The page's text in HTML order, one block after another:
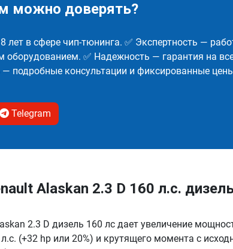
можно доверять?
лет в сфере чип-тюнинга. ✅ Экспертность —
оборудованием. ✅ Надежность — гарантия на
— подробные консультации и фиксированные
Telegram
Alaskan 2.3 D 160 л.с.
2.3 D дизель 160 лс дает увеличение
(+32 hp или 20%) и крутящего момента с